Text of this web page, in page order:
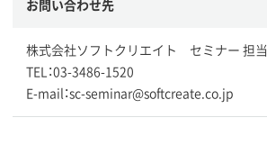
お問い合わせ先
株式会社ソフトクリエイト セミナー 担当
TEL：03-3486-1520
E-mail：sc-seminar@softcreate.co.jp